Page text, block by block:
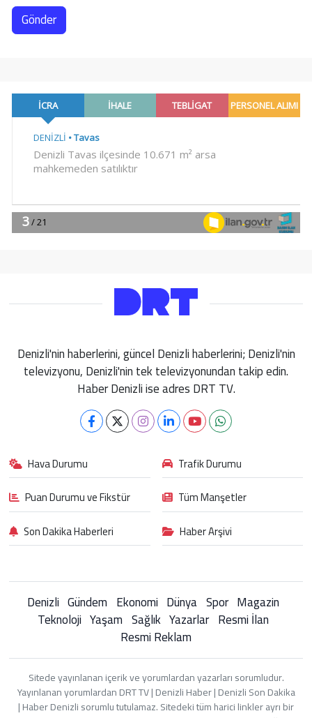
Gönder
Denizli'nin haberlerini, güncel Denizli haberlerini; Denizli'nin
televizyonu, Denizli'nin tek televizyonundan takip edin.
Haber Denizli ise adres DRT TV.
Hava Durumu
Trafik Durumu
Puan Durumu ve Fikstür
Tüm Manşetler
Son Dakika Haberleri
Haber Arşivi
Denizli Gündem Ekonomi Dünya Spor Magazin
Teknoloji Yaşam Sağlık Yazarlar Resmi İlan
Resmi Reklam
Sitede yayınlanan içerik ve yorumlardan yazarları sorumludur.
Yayınlanan yorumlardan DRT TV | Denizli Haber | Denizli Son Dakika
| Haber Denizli sorumlu tutulamaz. Sitedeki tüm harici linkler ayrı bir